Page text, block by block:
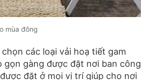
mùa đông
các loại vải hoạ tiết gam
gọn gàng được đặt nơi ban công
đặt ở mọi vị trí giúp cho nơi